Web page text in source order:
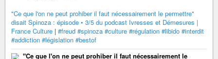
"Ce que l'on ne peut prohiber il faut nécessairement le permettre"
disait Spinoza : épisode • 3/5 du podcast Ivresses et Démesures |
France Culture | #freud #spinoza #culture #régulation #libido #interdit
#addiction #législation #bestof
"Ce que l'on ne peut prohiber il faut nécessairement le